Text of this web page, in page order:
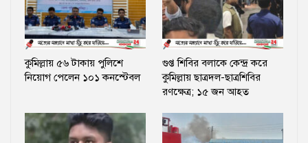
কুমিল্লায় ৫৬ টাকায় পুলিশে
নিয়োগ পেলেন ১০১ কনস্টেবল
গুপ্ত শিবির বলাকে কেন্দ্র করে
কুমিল্লায় ছাত্রদল-ছাত্রশিবির
রণক্ষেত্র; ১৫ জন আহত